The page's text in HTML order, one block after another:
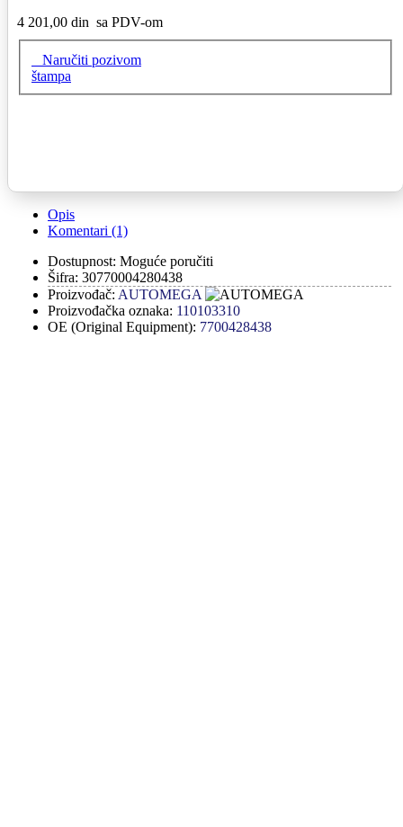
4 201,00 din sa PDV-om
Naručiti pozivom
štampa
Opis
Komentari (1)
Dostupnost: Moguće poručiti
Šifra: 30770004280438
Proizvođač: AUTOMEGA
Proizvođačka oznaka: 110103310
OE (Original Equipment): 7700428438